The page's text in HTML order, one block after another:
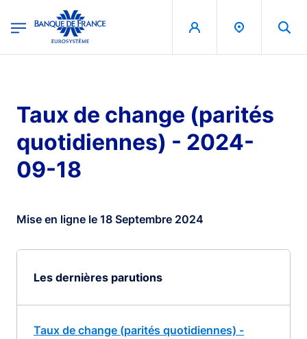
Banque de France - Menu Principal
Taux de change (parités
quotidiennes) - 2024-
09-18
Mise en ligne le 18 Septembre 2024
Les dernières parutions
Taux de change (parités quotidiennes) -